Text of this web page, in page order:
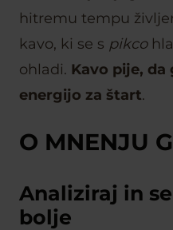
hitremu tempu
kavo, ki se s pikco
ohladi. Kavo pije, da
energijo za štart.
O MNENJU
Analiziraj in
bolje